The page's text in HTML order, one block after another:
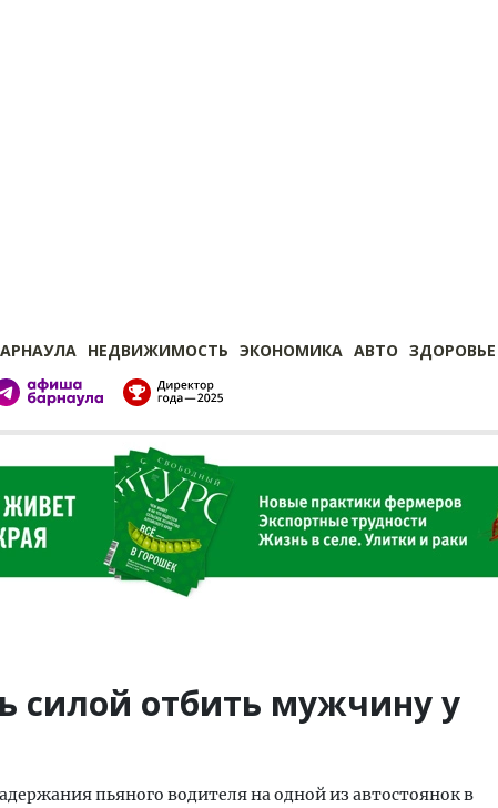
НЕДВИЖИМОСТЬ ЭКОНОМИКА АВТО ЗДОРОВЬЕ
силой отбить мужчину у
пьяного водителя на одной из автостоянок в